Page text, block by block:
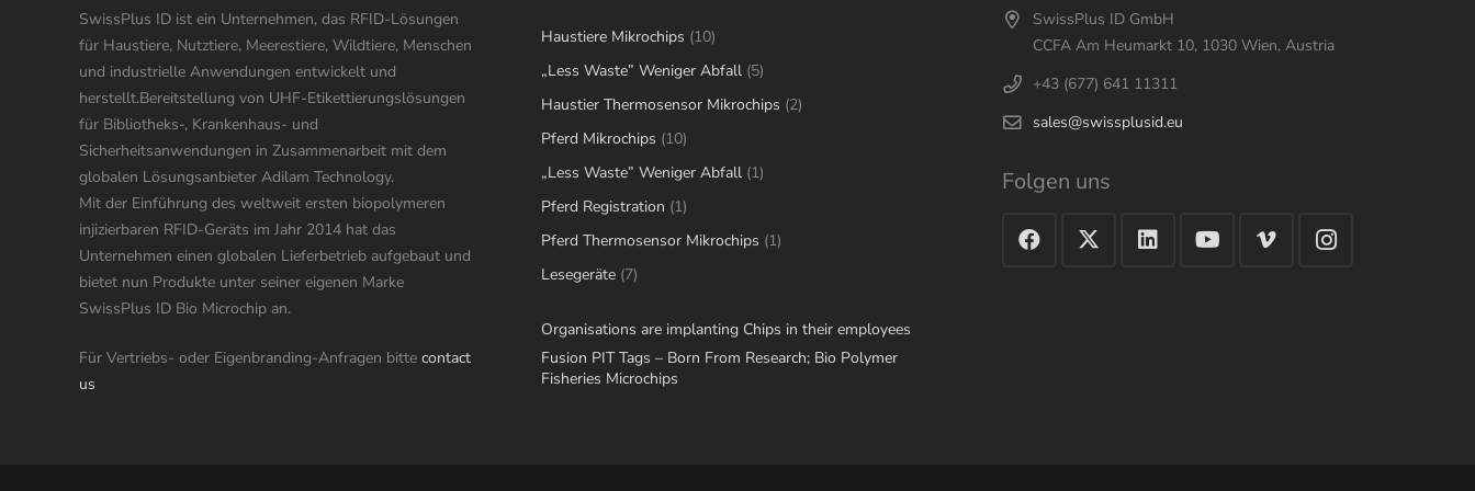
SwissPlus ID ist ein Unternehmen, das RFID-Lösungen
für Haustiere, Nutztiere, Meerestiere, Wildtiere, Menschen
und industrielle Anwendungen entwickelt und
herstellt.Bereitstellung von UHF-Etikettierungslösungen
für Bibliotheks-, Krankenhaus- und
Sicherheitsanwendungen in Zusammenarbeit mit dem
globalen Lösungsanbieter Adilam Technology.
Mit der Einführung des weltweit ersten biopolymeren
injizierbaren RFID-Geräts im Jahr 2014 hat das
Unternehmen einen globalen Lieferbetrieb aufgebaut und
bietet nun Produkte unter seiner eigenen Marke
SwissPlus ID Bio Microchip an.
Für Vertriebs- oder Eigenbranding-Anfragen bitte contact
us
Haustiere Mikrochips 1010
products
„Less Waste” Weniger Abfall 55
products
Haustier Thermosensor Mikrochips 22
Pferd Mikrochips 1010
products
„Less Waste” Weniger Abfall 11
Pferd Registration 11
product
Pferd Thermosensor Mikrochips 11
Lesegeräte 77
Organisations are implanting Chips in their employees
Fusion PIT Tags – Born From Research; Bio Polymer
Fisheries Microchips
SwissPlus ID GmbH
CCFA Am Heumarkt 10, 1030 Wien, Austria
+43 (677) 641 11311
sales@swissplusid.eu
Folgen uns